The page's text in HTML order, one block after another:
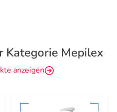
Kategorie Mepilex
anzeigen